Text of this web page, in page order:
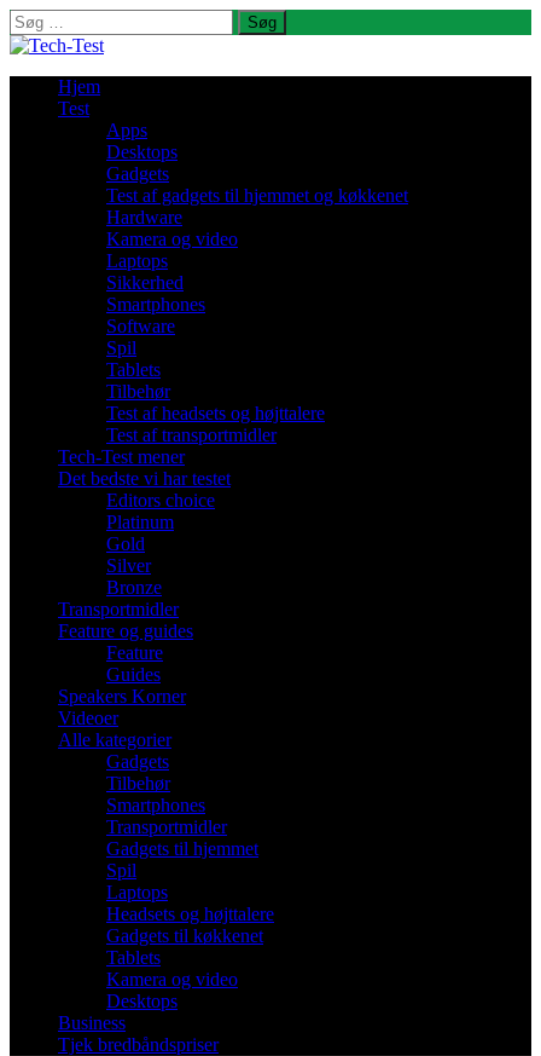
Søg
efter:
Hjem
Test
Apps
Desktops
Gadgets
Test af gadgets til hjemmet og køkkenet
Hardware
Kamera og video
Laptops
Sikkerhed
Smartphones
Software
Spil
Tablets
Tilbehør
Test af headsets og højttalere
Test af transportmidler
Tech-Test mener
Det bedste vi har testet
Editors choice
Platinum
Gold
Silver
Bronze
Transportmidler
Feature og guides
Feature
Guides
Speakers Korner
Videoer
Alle kategorier
Gadgets
Tilbehør
Smartphones
Transportmidler
Gadgets til hjemmet
Spil
Laptops
Headsets og højttalere
Gadgets til køkkenet
Tablets
Kamera og video
Desktops
Business
Tjek bredbåndspriser